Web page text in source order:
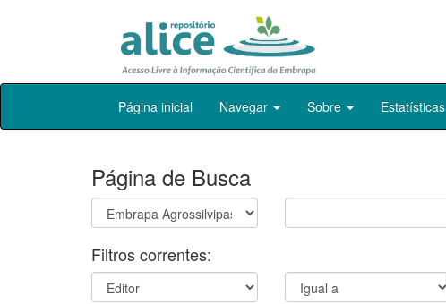
Skip
Página inicial Navegar Sobre Estatísticas
Página de Busca
Filtros correntes: